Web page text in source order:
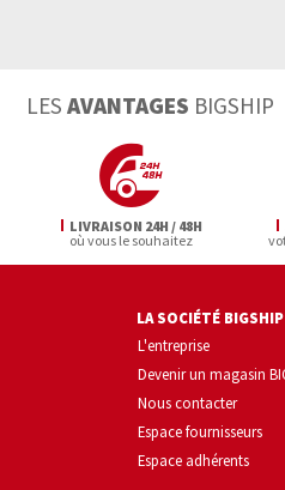
LES AVANTAGES BIGSHIP
LIVRAISON 24H / 48H
où vous le souhaitez
LA SOCIÉTÉ BIGSHIP
L'entreprise
Devenir un magasin
Nous contacter
Espace fournisseurs
Espace adhérents